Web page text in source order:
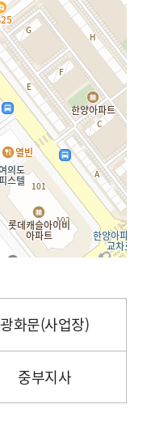
광화문(사업장)
중부지사